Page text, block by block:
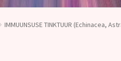
IMMUUNSUSE TINKTUUR (Echinacea,